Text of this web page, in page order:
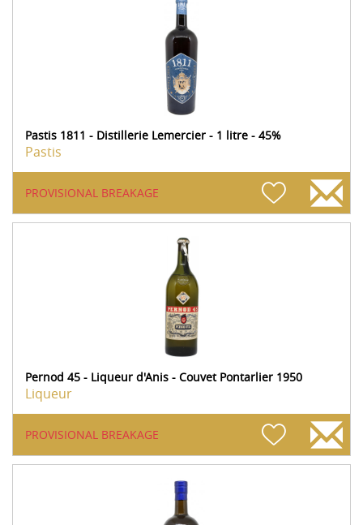
Pastis 1811 - Distillerie Lemercier - 1 litre - 45%
Pastis
PROVISIONAL BREAKAGE
Pernod 45 - Liqueur d'Anis - Couvet Pontarlier 1950
Liqueur
PROVISIONAL BREAKAGE